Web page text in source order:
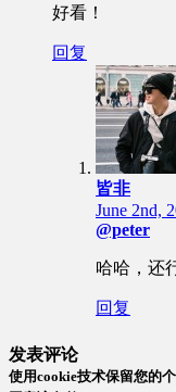
好看！
回复
皆非
June 2nd,
@peter
哈哈，还
回复
发表评论
使用cookie技术保留您的